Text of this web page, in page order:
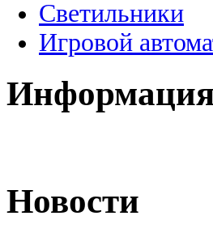
Светильники
Игровой
Новости